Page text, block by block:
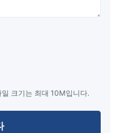
크기는 최대 10M입니다.